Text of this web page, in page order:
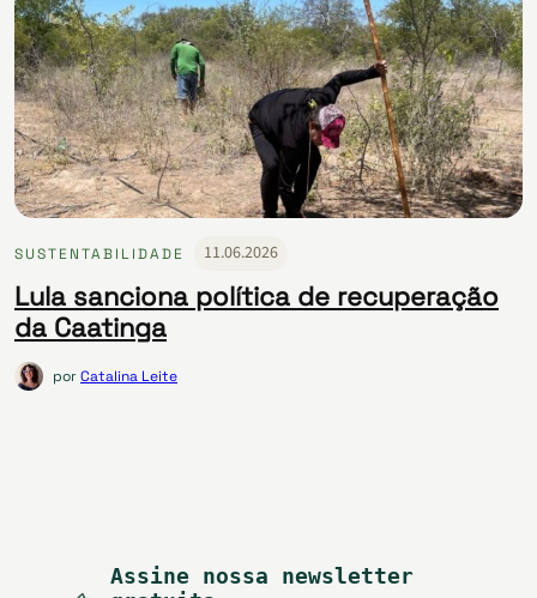
SUSTENTABILIDADE 11.06.2026
Lula sanciona política de recuperação
da Caatinga
porCatalina Leite
Assine nossa newsletter